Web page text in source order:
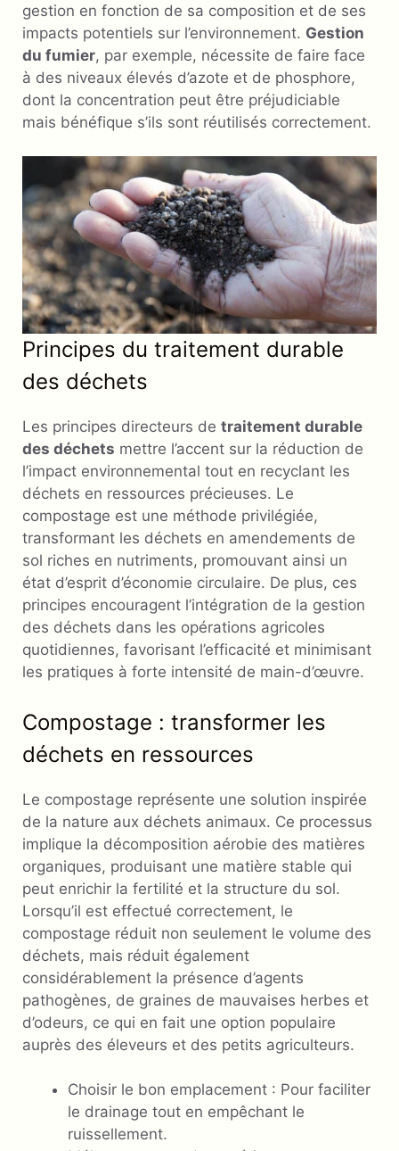
gestion en fonction de sa composition et de ses
impacts potentiels sur l’environnement. Gestion
du fumier, par exemple, nécessite de faire face
à des niveaux élevés d’azote et de phosphore,
dont la concentration peut être préjudiciable
mais bénéfique s’ils sont réutilisés correctement.
Principes du traitement durable
des déchets
Les principes directeurs de traitement durable
des déchets mettre l’accent sur la réduction de
l’impact environnemental tout en recyclant les
déchets en ressources précieuses. Le
compostage est une méthode privilégiée,
transformant les déchets en amendements de
sol riches en nutriments, promouvant ainsi un
état d’esprit d’économie circulaire. De plus, ces
principes encouragent l’intégration de la gestion
des déchets dans les opérations agricoles
quotidiennes, favorisant l’efficacité et minimisant
les pratiques à forte intensité de main-d’œuvre.
Compostage : transformer les
déchets en ressources
Le compostage représente une solution inspirée
de la nature aux déchets animaux. Ce processus
implique la décomposition aérobie des matières
organiques, produisant une matière stable qui
peut enrichir la fertilité et la structure du sol.
Lorsqu’il est effectué correctement, le
compostage réduit non seulement le volume des
déchets, mais réduit également
considérablement la présence d’agents
pathogènes, de graines de mauvaises herbes et
d’odeurs, ce qui en fait une option populaire
auprès des éleveurs et des petits agriculteurs.
Choisir le bon emplacement : Pour faciliter
le drainage tout en empêchant le
ruissellement.